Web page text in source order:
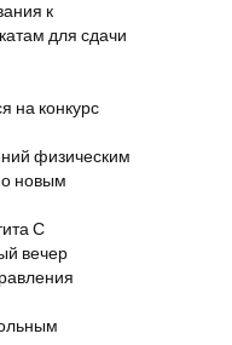
к
для сдачи
на конкурс
физическим
новым
С
вечер